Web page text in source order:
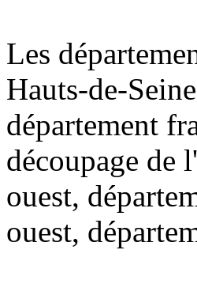
Les
Hauts-de-
département
découpage de
ouest,
ouest,